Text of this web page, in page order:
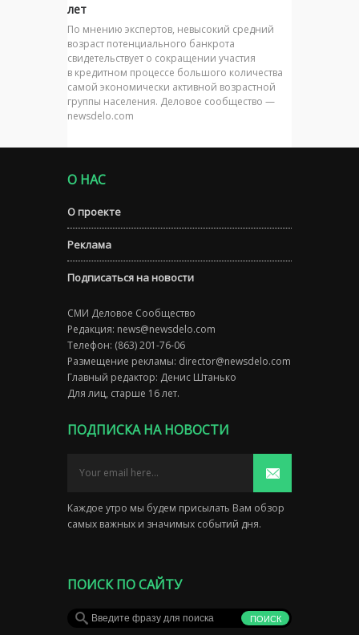
лет
По мнению экспертов, невысокий средний
возраст потенциального банкрота
свидетельствует о сокращении участия
в кредитном процессе большого количества
самой экономически активной возрастной
группы населения. Деловое сообщество —
newsdelo.com
О НАС
О проекте
Реклама
Подписаться на новости
СМИ Деловое Сообщество
Редакция: news@newsdelo.com
Телефон: (863) 201-76-06
Размещение рекламы: director@newsdelo.com
Главный редактор: Денис Штанько
Для лиц, старше 16 лет.
ПОДПИСКА НА НОВОСТИ
Каждое утро мы будем присылать Вам обзор
самых важных и значимых событий дня.
ПОИСК ПО САЙТУ